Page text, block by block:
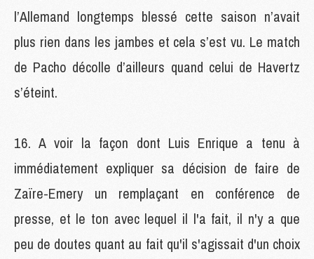
l’Allemand longtemps blessé cette saison n’avait
plus rien dans les jambes et cela s’est vu. Le match
de Pacho décolle d’ailleurs quand celui de Havertz
s’éteint.
A voir la façon dont Luis Enrique a tenu à
immédiatement expliquer sa décision de faire de
Zaïre-Emery un remplaçant en conférence de
presse, et le ton avec lequel il l'a fait, il n'y a que
peu de doutes quant au fait qu'il s'agissait d'un choix